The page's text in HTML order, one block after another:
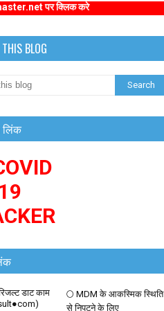
क्लिक करे
BLOG
लिंक
19
डाट काम
🌕 MDM के आकस्मिक स्थिति
से निपटने के लिए